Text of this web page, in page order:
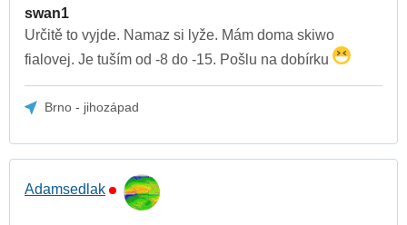
swan1
Určitě to vyjde. Namaz si lyže. Mám doma skiwo
fialovej. Je tuším od -8 do -15. Pošlu na dobírku
Brno - jihozápad
Adamsedlak